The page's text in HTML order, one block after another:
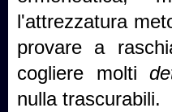
l'attrezzatura
provare a
cogliere molti
nulla trascurabili.